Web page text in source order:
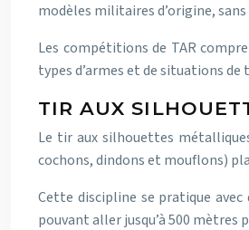
modèles militaires d’origine,
Les compétitions de TAR
types d’armes et de situations
TIR AUX
Le tir aux silhouettes
cochons, dindons et mouflons)
Cette discipline se pratique
pouvant aller jusqu’à 500 mètres